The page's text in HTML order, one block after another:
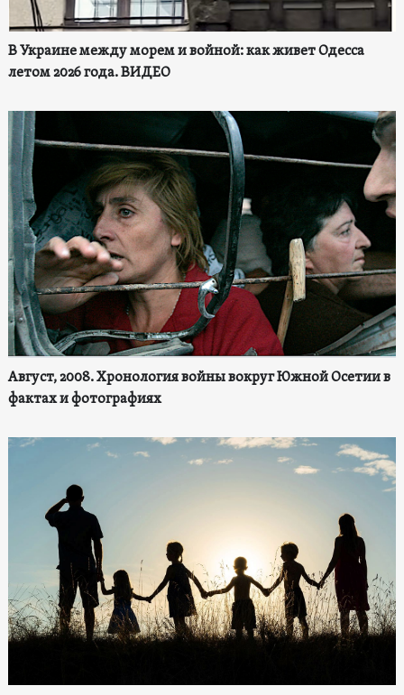
В Украине между морем и войной: как живет Одесса
летом 2026 года. ВИДЕО
Август, 2008. Хронология войны вокруг Южной Осетии в
фактах и фотографиях